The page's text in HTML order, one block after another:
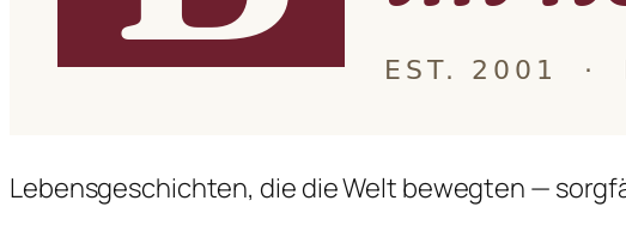
Lebensgeschichten, die die Welt bewegten —